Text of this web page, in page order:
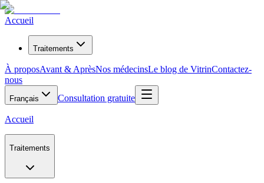
Accueil
Traitements
À proposAvant & AprèsNos médecinsLe blog de VitrinContactez-
nous
Français Consultation gratuite
Accueil
Traitements